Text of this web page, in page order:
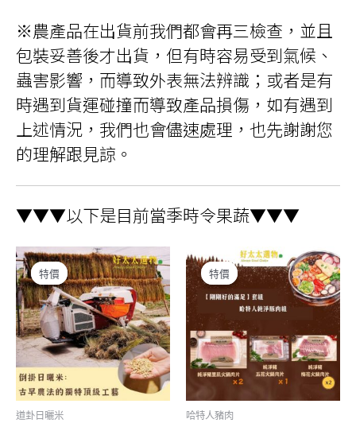
※農產品在出貨前我們都會再三檢查，並且
包裝妥善後才出貨，但有時容易受到氣候、
蟲害影響，而導致外表無法辨識；或者是有
時遇到貨運碰撞而導致產品損傷，如有遇到
上述情況，我們也會儘速處理，也先謝謝您
的理解跟見諒。
▼▼▼以下是目前當季時令果蔬▼▼▼
特價
特價
道卦日曬米
特價
特價
哈特人豬肉